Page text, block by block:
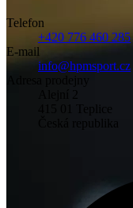
Telefon
+420 776 460 285
E-mail
info@hpmsport.cz
415 01 Teplice
Česká republika